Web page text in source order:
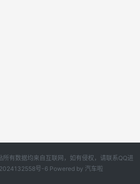
有数据均来自互联网，如有侵权，请联系QQ进
号-6Powered by 汽车啦